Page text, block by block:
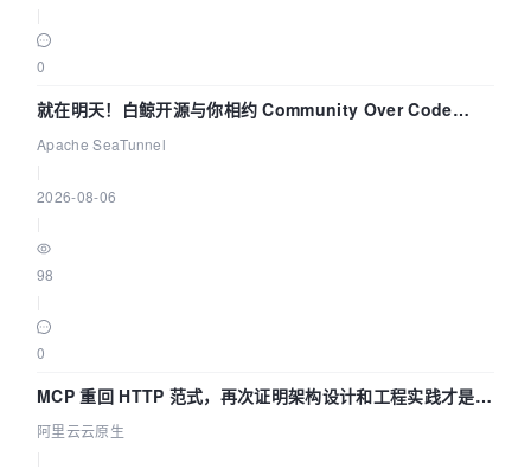
0
就在明天！白鲸开源与你相约 Community Over Code
Asia 2026 主题演讲！
Apache SeaTunnel
2026-08-06
98
0
MCP 重回 HTTP 范式，再次证明架构设计和工程实践才是稀
缺资源
阿里云云原生